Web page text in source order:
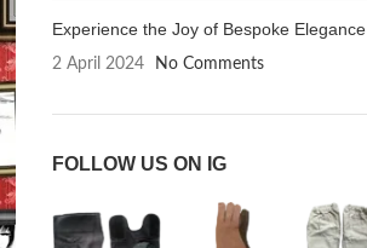
Experience the Joy of Bespoke Elegance
2 April 2024 No Comments
FOLLOW US ON IG